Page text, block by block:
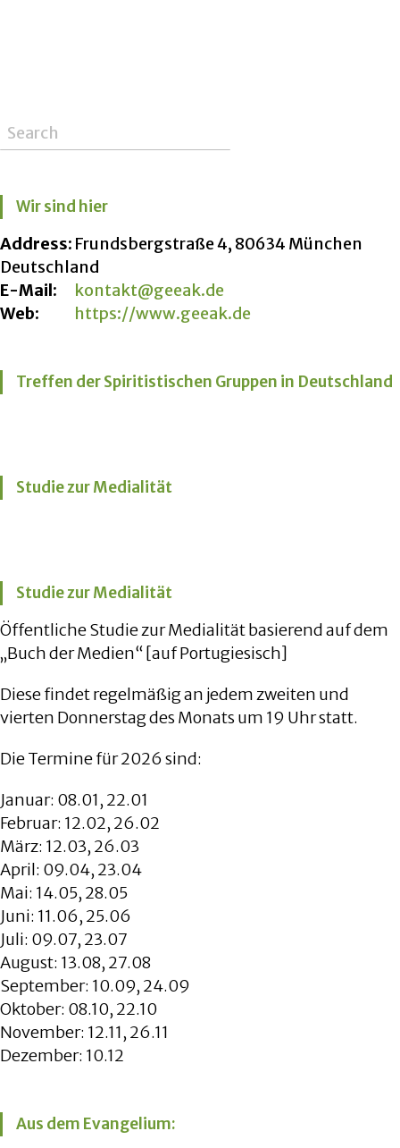
Wir sind hier
Address: Frundsbergstraße 4, 80634 München
Deutschland
E-Mail:
kontakt@geeak.de
Web:
https://www.geeak.de
Treffen der Spiritistischen Gruppen in Deutschland
Studie zur Medialität
Studie zur Medialität
Öffentliche Studie zur Medialität basierend auf dem
„Buch der Medien“ [auf Portugiesisch]
Diese findet regelmäßig an jedem zweiten und
vierten Donnerstag des Monats um 19 Uhr statt.
Die Termine für 2026 sind:
Januar: 08.01, 22.01
Februar: 12.02, 26.02
März: 12.03, 26.03
April: 09.04, 23.04
Mai: 14.05, 28.05
Juni: 11.06, 25.06
Juli: 09.07, 23.07
August: 13.08, 27.08
September: 10.09, 24.09
Oktober: 08.10, 22.10
November: 12.11, 26.11
Dezember: 10.12
Aus dem Evangelium: